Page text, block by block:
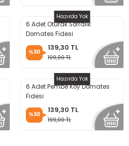
Hazırda Yok
6 Adet Oturak Sofralık
Domates Fidesi
%30
139,30 TL
199,00 TL
Hazırda Yok
6 Adet Pembe Köy Domates
Fidesi
%30
139,30 TL
199,00 TL